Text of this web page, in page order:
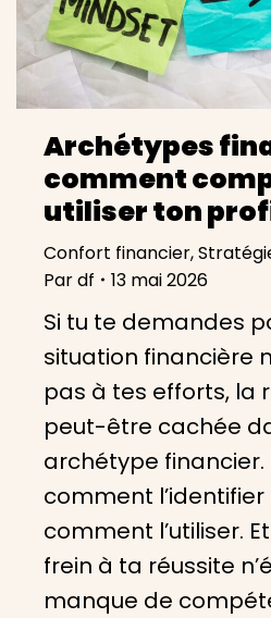
Archétypes
comment
utiliser ton
Confort financier,
Pardf 13 mai 2026
Si tu te demandes
situation financière
pas à tes efforts, la
peut-être cachée
archétype financier.
comment
comment l’utiliser.
frein à ta réussite
manque de